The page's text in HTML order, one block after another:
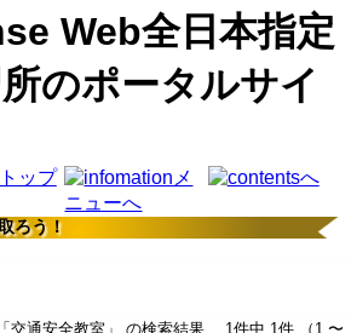
ろう！
交通安全教室」 の検索結果 1件中 1件 （1 〜